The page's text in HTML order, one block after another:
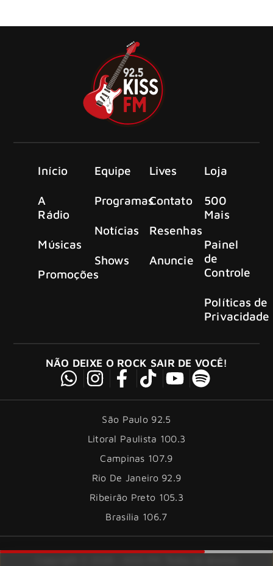
Início
A
Rádio
Músicas
Promoções
Equipe
Programas
Notícias
Shows
Lives
Contato
Resenhas
Anuncie
Loja
500
Mais
Painel
de
Controle
Políticas de
Privacidade
NÃO DEIXE O ROCK SAIR DE VOCÊ!
São Paulo 92.5
Litoral Paulista 100.3
Campinas 107.9
Rio De Janeiro 92.9
Ribeirão Preto 105.3
Brasília 106.7